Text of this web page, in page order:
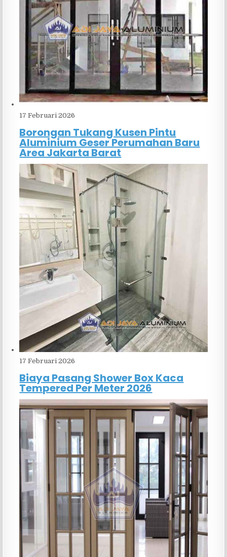
17 Februari 2026
Borongan Tukang Kusen Pintu
Aluminium Geser Perumahan Baru
Area Jakarta Barat
17 Februari 2026
Biaya Pasang Shower Box Kaca
Tempered Per Meter 2026